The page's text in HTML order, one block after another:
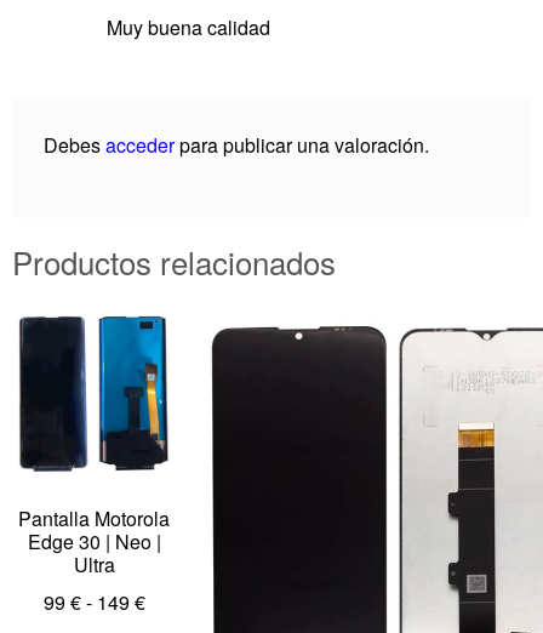
Muy buena calidad
Debesaccederpara publicar una valoración.
Productos relacionados
Pantalla Motorola
Edge 30 | Neo |
Ultra
99€- 149€